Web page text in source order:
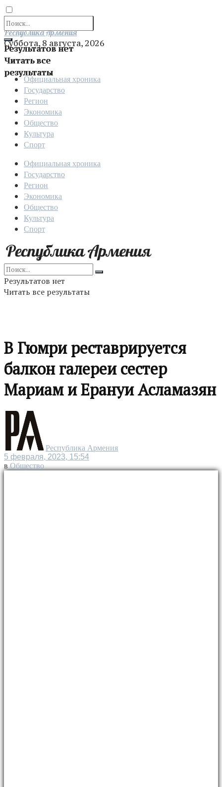
Результатов нет
Читать все
результаты
Отправить
Республика Армения
Суббота, 8 августа, 2026
Официальная хроника
Государство
Регион
Экономика
Общество
Культура
Спорт
Официальная хроника
Государство
Регион
Экономика
Общество
Культура
Спорт
Результатов нет
Читать все результаты
В Гюмри реставрируется
балкон галереи сестер
Мариам и Ерануи Асламазян
Республика Армения
5 февраля, 2023, 15:54
в Общество